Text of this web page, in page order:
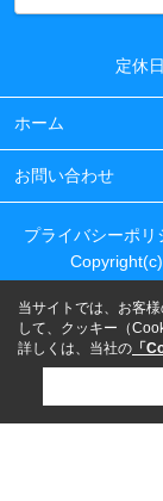
定休
ホーム
お問い合わせ
プライバシーポリ
当サイトでは、お客
して、クッキー（
詳しくは、当社の 「